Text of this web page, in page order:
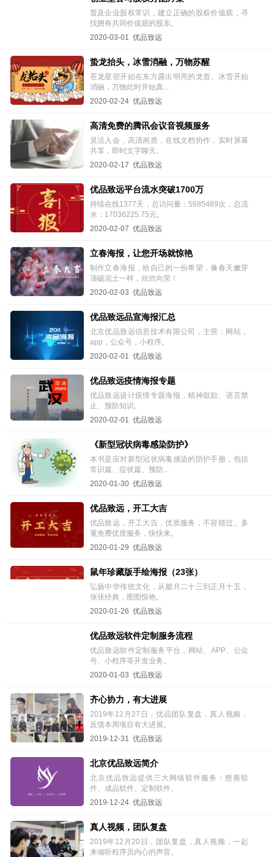
普及企业股权常识，建立正确的股权价值观，寻
找拥有共同价值观的股东。
2020-03-01 优品致远
蛰龙抬头，冰雪消融，万物苏醒
苍龙星宿开始在东方露出明亮的龙首。冰雪开始
消融，万物此时开始真...
2020-02-24 优品致远
高清免费的腾讯会议音视频服务
灵活入会，高清画质，在线文档协作，实时屏幕
共享，即时文字聊天。
2020-02-17 优品致远
优品致远平台流水突破1700万
持续在线1377天，总访问量：5685489次，总流
水：17036225.75元。
2020-02-07 优品致远
立春海报，让您开场就惊艳
制作立春海报，给自己的一份希望，像春天嫩芽
顶破泥土一样，欣欣向荣！
2020-02-03 优品致远
优品致远品宣海报汇总
北京优品致远信息技术有限公司，主营：网站，
app，公众号，小程序。
2020-02-01 优品致远
优品致远疫情海报专题
优品致远设计疫情专题海报，精神鼓励、谣言禁
止、预防知识。
2020-02-01 优品致远
《新型冠状病毒感染防护》
本书是应对新型冠状病毒感染的防护手册，包括
常识篇、症状篇、预防...
2020-01-30 优品致远
优品致远，开工大吉
优品致远，开工大吉，优质服务，不容错过。多
重免费优质服务，快快来。
2020-01-29 优品致远
鼠年珍藏版手绘海报（23张）
弘扬中华传统文化，从腊月二十三到正月十五，
张张经典，图图惊艳。
2020-01-26 优品致远
优品致远软件定制服务流程
优品致远软件定制服务平台，网站、APP、公众
号、小程序等开发业务。
2020-01-03 优品致远
齐心协力，有大进展
2019年12月27日，优品团队复盘，真人视频，
反馈本周项目有大进展。
2019-12-31 优品致远
北京优品致远简介
北京优品致远提供三大网络软件服务：慈善软
件、成品软件、定制软件。
2019-12-24 优品致远
真人视频，团队复盘
2019年12月20日，团队复盘，真人视频，一起
来倾听程序员内心的声音。